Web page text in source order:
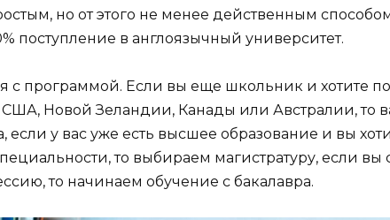
но от этого не менее действенным
поступление в англоязычный университет.
с программой. Если вы еще школьник и хотите
США, Новой Зеландии, Канады или Австралии, то
если у вас уже есть высшее образование и вы
то выбираем магистратуру, если вы
то начинаем обучение с бакалавра.